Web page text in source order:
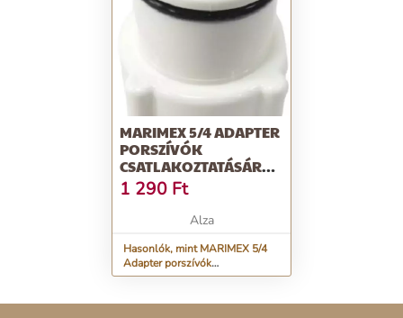
MARIMEX 5/4 ADAPTER
PORSZÍVÓK
CSATLAKOZTATÁSÁRA
TAMPA MEDENCÉKHEZ -
PLG, FEHÉR
1 290 Ft
Alza
Hasonlók, mint MARIMEX 5/4
Adapter porszívók
csatlakoztatására Tampa